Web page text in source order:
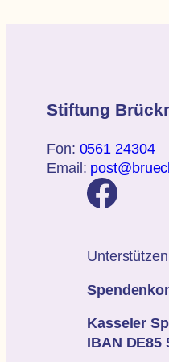
Stiftung
Fon: 0561 24304
Email:
Kasseler
IBAN DE85